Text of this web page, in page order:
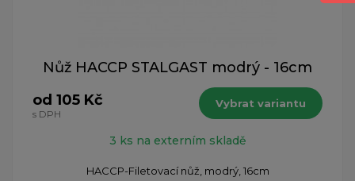
Nůž HACCP STALGAST modrý - 16cm
od 105 Kč
s DPH
Vybrat variantu
3 ks na externím skladě
HACCP-Filetovací nůž, modrý, 16cm